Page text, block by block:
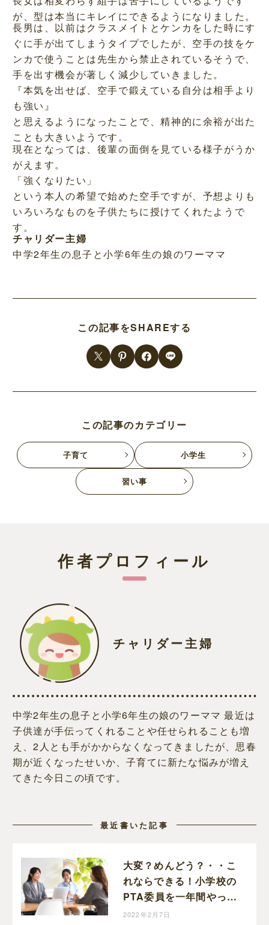
が、型は本当にキレイにできるようになりました。
長男は、以前はクラスメイトとケンカをした時にす
ぐに手が出てしまうタイプでしたが、空手の技をケ
ンカで使うことは先生から禁止されているそうで、
手を出す機会が著しく減少していきました。
『本気を出せば、空手で鍛えている自分は相手より
も強い』
と思えるようになったことで、精神的に余裕が出た
ことも大きいようです。
現在となっては、後輩の面倒を見ている様子がうか
がえます。
「強くなりたい」
という本人の希望で始めた空手ですが、予想よりも
いろいろなものを子供たちに授けてくれたようで
す。
チャリダー主婦
中学2年生の息子と小学6年生の娘のワーママ
この記事をSHAREする
この記事のカテゴリー
子育て 小学生
習い事
作者プロフィール
チャリダー主婦
中学2年生の息子と小学6年生の娘のワーママ 最近は
子供達が手伝ってくれることや任せられることも増
え、2人とも手がかからなくなってきましたが、思春
期が近くなったせいか、子育てに新たな悩みが増え
てきた今日この頃です。
最近書いた記事
大変？めんどう？・・こ
れならできる！小学校の
PTA委員を一年間やって
みて思ったこと。
2022年2月7日